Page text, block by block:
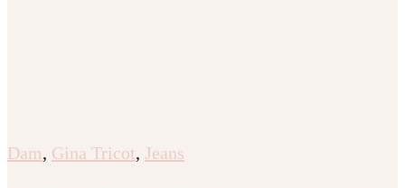
Dam, Gina Tricot, Jeans